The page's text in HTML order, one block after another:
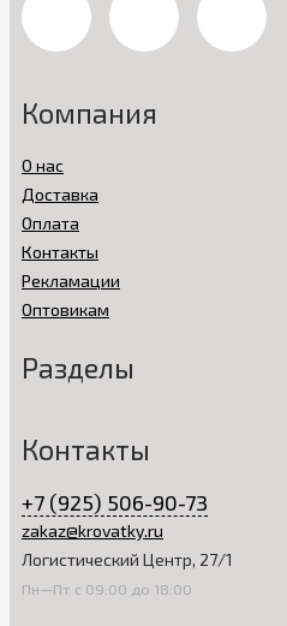
Компания
О нас
Доставка
Оплата
Контакты
Рекламации
Оптовикам
Разделы
Контакты
+7 (925) 506-90-73
zakaz@krovatky.ru
Логистический Центр, 27/1
Пн—Пт с 09:00 до 18:00